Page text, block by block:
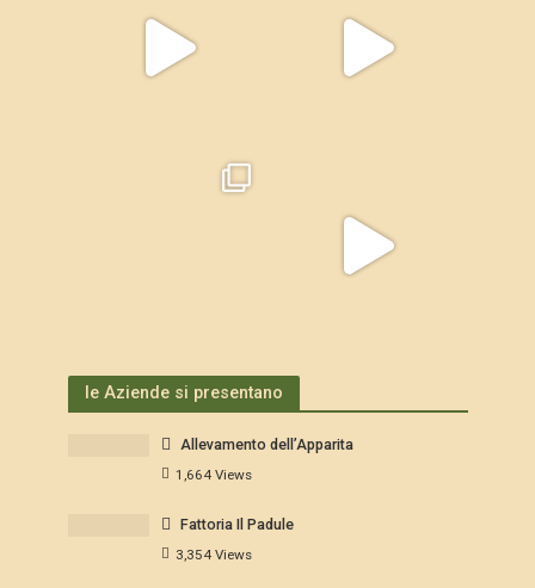
le Aziende si presentano
Allevamento dell’Apparita
1,664 Views
Fattoria Il Padule
3,354 Views